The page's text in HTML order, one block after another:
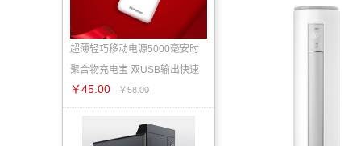
超薄轻巧移动电源5000毫安时
聚合物充电宝 双USB输出快速
￥45.00 ￥58.00